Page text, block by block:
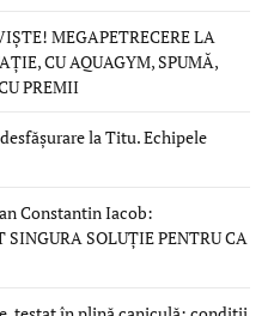
MEGAPETRECERE LA
CU AQUAGYM, SPUMĂ,
PREMII
la Titu. Echipele
Constantin Iacob:
SOLUȚIE PENTRU CA